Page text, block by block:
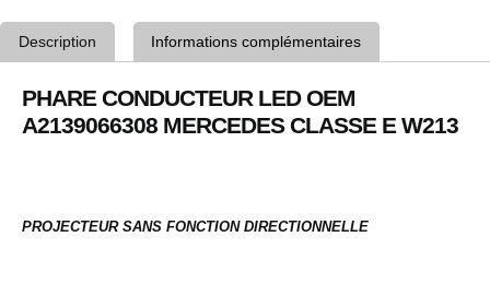
Description Informations complémentaires
PHARE CONDUCTEUR LED OEM
A2139066308 MERCEDES CLASSE E W213
PROJECTEUR SANS FONCTION DIRECTIONNELLE